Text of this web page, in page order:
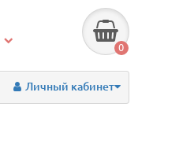
0
Личный кабинет